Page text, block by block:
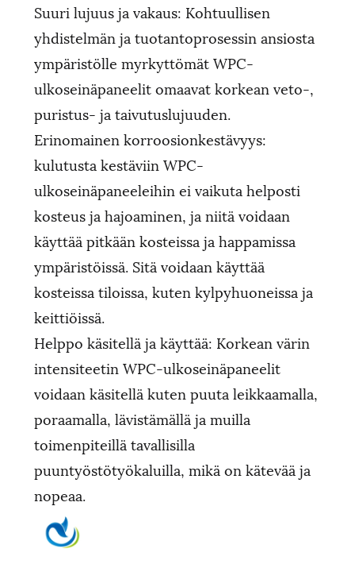
Suuri lujuus ja vakaus: Kohtuullisen
yhdistelmän ja tuotantoprosessin ansiosta
ympäristölle myrkyttömät WPC-
ulkoseinäpaneelit omaavat korkean veto-,
puristus- ja taivutuslujuuden.
Erinomainen korroosionkestävyys:
kulutusta kestäviin WPC-
ulkoseinäpaneeleihin ei vaikuta helposti
kosteus ja hajoaminen, ja niitä voidaan
käyttää pitkään kosteissa ja happamissa
ympäristöissä. Sitä voidaan käyttää
kosteissa tiloissa, kuten kylpyhuoneissa ja
keittiöissä.
Helppo käsitellä ja käyttää: Korkean värin
intensiteetin WPC-ulkoseinäpaneelit
voidaan käsitellä kuten puuta leikkaamalla,
poraamalla, lävistämällä ja muilla
toimenpiteillä tavallisilla
puuntyöstötyökaluilla, mikä on kätevää ja
nopeaa.